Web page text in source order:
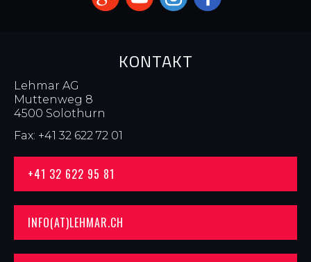
KONTAKT
Lehmar AG
Muttenweg 8
4500 Solothurn
Fax: +41 32 622 72 01
+41 32 622 95 81
INFO(AT)LEHMAR.CH